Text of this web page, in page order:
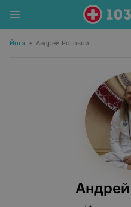
Йога • Андрей Роговой